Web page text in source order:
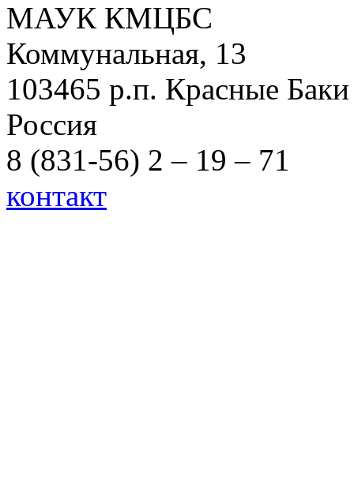
МАУК КМЦБС
Коммунальная, 13
103465 р.п. Красные Баки
Россия
8 (831-56) 2 – 19 – 71
контакт